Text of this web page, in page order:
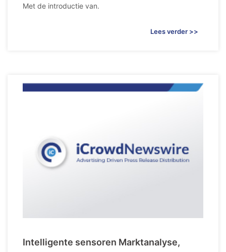
Met de introductie van.
Lees verder >>
Intelligente sensoren Marktanalyse,